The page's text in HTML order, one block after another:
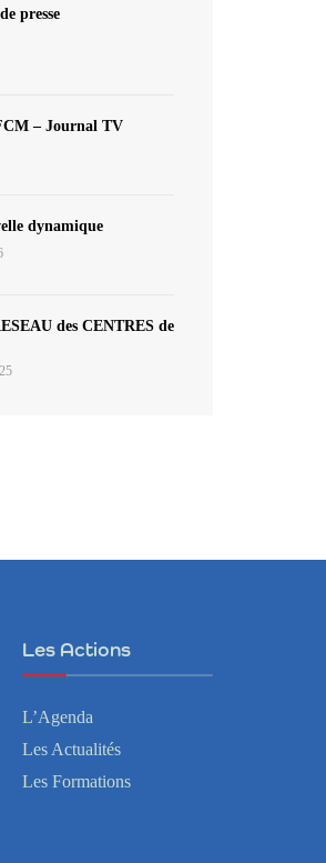
presse
– Journal TV
dynamique
des CENTRES de
Les Actions
L’Agenda
Les Actualités
Les Formations